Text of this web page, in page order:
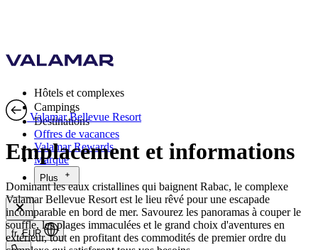
Hôtels et complexes
Campings
Destinations
Offres de vacances
Valamar Rewards
Marque
Plus
fr, EUR
Valamar Bellevue Resort
Emplacement et informations
Dominant les eaux cristallines qui baignent Rabac, le complexe
Valamar Bellevue Resort est le lieu rêvé pour une escapade
incomparable en bord de mer. Savourez les panoramas à couper le
souffle, les plages immaculées et le grand choix d'aventures en
extérieur, tout en profitant des commodités de premier ordre du